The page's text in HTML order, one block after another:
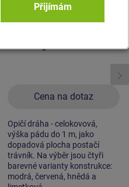
Cena na dotaz
Opičí dráha - celokovová,
výška pádu do 1 m, jako
dopadová plocha postačí
trávník. Na výběr jsou čtyři
barevné varianty konstrukce:
modrá, červená, hnědá a
Přijímám